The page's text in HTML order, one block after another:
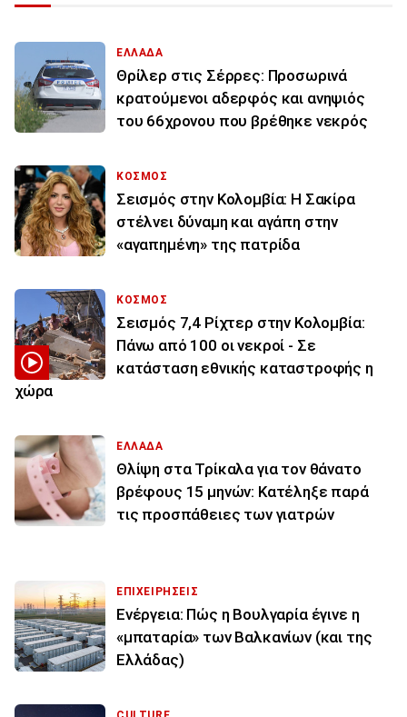
ΕΛΛΑΔΑ
Θρίλερ στις Σέρρες: Προσωρινά
κρατούμενοι αδερφός και ανηψιός
του 66χρονου που βρέθηκε νεκρός
ΚΟΣΜΟΣ
Σεισμός στην Κολομβία: Η Σακίρα
στέλνει δύναμη και αγάπη στην
«αγαπημένη» της πατρίδα
ΚΟΣΜΟΣ
Σεισμός 7,4 Ρίχτερ στην Κολομβία:
Πάνω από 100 οι νεκροί - Σε
κατάσταση εθνικής καταστροφής η
χώρα
ΕΛΛΑΔΑ
Θλίψη στα Τρίκαλα για τον θάνατο
βρέφους 15 μηνών: Κατέληξε παρά
τις προσπάθειες των γιατρών
ΕΠΙΧΕΙΡΗΣΕΙΣ
Ενέργεια: Πώς η Βουλγαρία έγινε η
«μπαταρία» των Βαλκανίων (και της
Ελλάδας)